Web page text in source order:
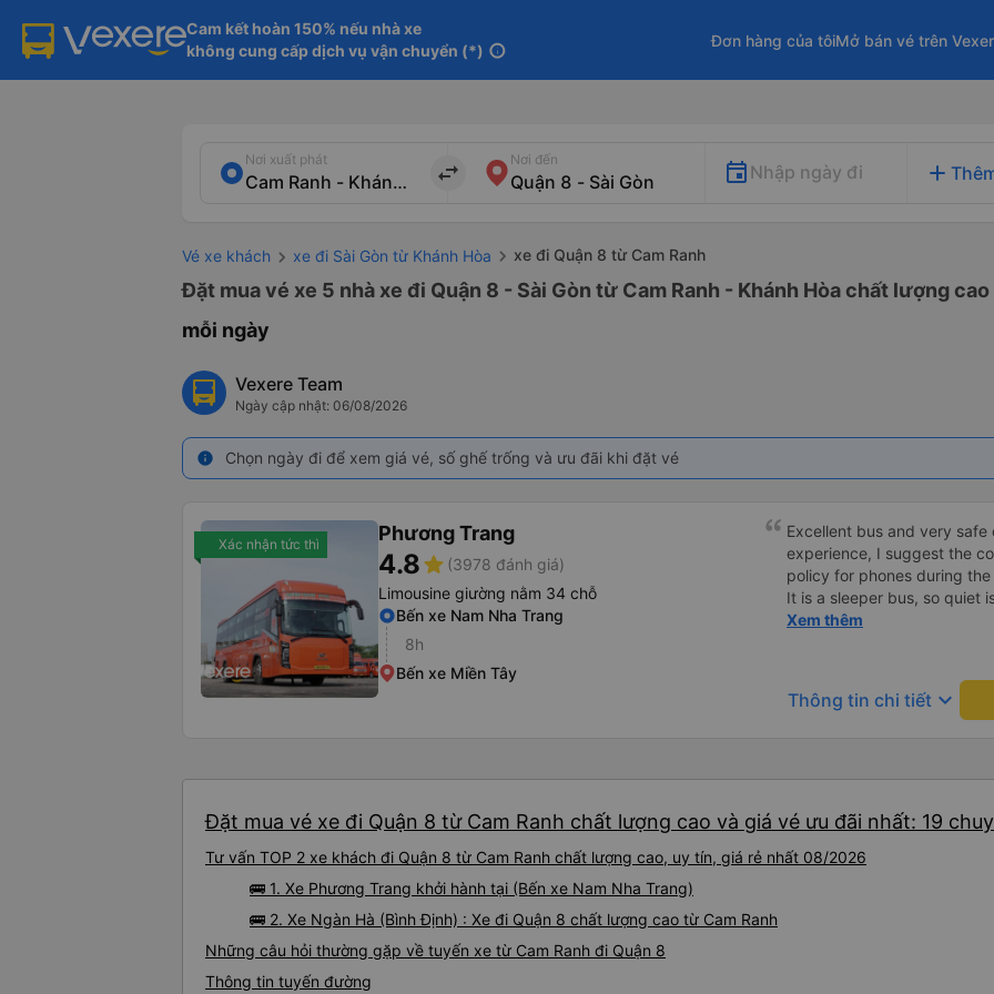
Cam kết hoàn 150% nếu nhà xe
không cung cấp dịch vụ vận chuyển (*) info
Đơn hàng của tôiMở bán vé trên
Nơi xuất phát
import_export
Nơi đến
Nhập ngày đi add
Vé xe khách xe đi Sài Gòn từ Khánh Hòa xe đi Quận 8 từ Cam Ranh
Đặt mua vé xe 5 nhà xe đi Quận 8 - Sài Gòn từ Cam Ranh - Khánh Hòa chất lượng
mỗi ngày
Vexere Team
Ngày cập nhật: 06/08/2026
info Chọn ngày đi để xem giá vé, số ghế trống và ưu đãi khi đặt vé
Xác nhận tức thì Phương Trang
4.8star (3978 đánh giá)
Limousine giường nằm 34 chỗ
Bến xe Nam Nha Trang
8h
Bến xe Miền Tây
Excellent bus and very
experience, I suggest the
policy for phones during
It is a sleeper bus, so quiet
Wi-Fi password clearly
hơn, tôi góp ý nhà xe nên
lặng (tắt âm thanh điện
Tôi vẫn sẽ tiếp tục ủng hộ
Xem thêm
Thông tin chi tiết keyboard_arrow_down
Đặt mua vé xe đi Quận 8 từ Cam Ranh chất lượng cao và giá vé ưu đãi nhất: 19
Tư vấn TOP 2 xe khách đi Quận 8 từ Cam Ranh chất lượng cao, uy tín, giá rẻ nhất 08/2026
🚌 1. Xe Phương Trang khởi hành tại (Bến xe Nam Nha Trang)
🚌 2. Xe Ngàn Hà (Bình Định) : Xe đi Quận 8 chất lượng cao từ Cam Ranh
Những câu hỏi thường gặp về tuyến xe từ Cam Ranh đi Quận 8
Thông tin tuyến đường